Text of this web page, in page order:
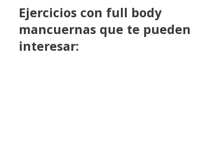
Ejercicios con full body
mancuernas que te pueden
interesar: